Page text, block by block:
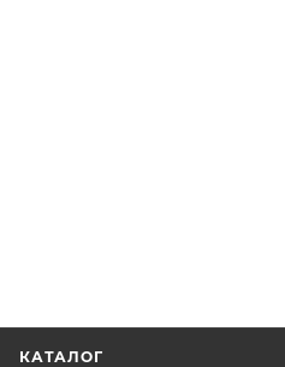
КАТАЛОГ